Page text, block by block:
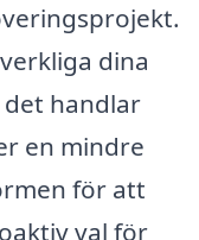
dina
handlar
en mindre
för att
val för